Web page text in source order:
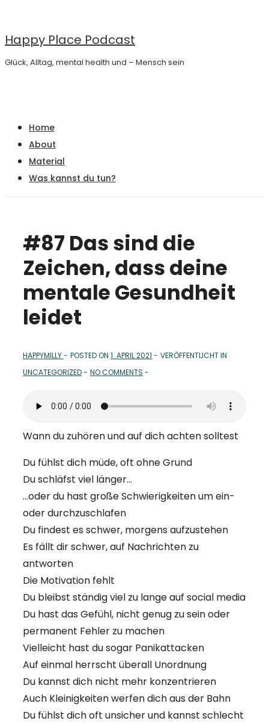
Inhalt
Happy Place Podcast
Glück, Alltag, mental health und – Mensch sein
Navigation
Home
About
Material
Was kannst du tun?
#87 Das sind die
Zeichen, dass deine
mentale Gesundheit
leidet
HAPPYMILLY POSTED ON 1. APRIL 2021
VERÖFFENTLICHT IN
UNCATEGORIZED
NO COMMENTS
Wann du zuhören und auf dich achten solltest
Du fühlst dich müde, oft ohne Grund
Du schläfst viel länger…
…oder du hast große Schwierigkeiten um ein-
oder durchzuschlafen
Du findest es schwer, morgens aufzustehen
Es fällt dir schwer, auf Nachrichten zu
antworten
Die Motivation fehlt
Du bleibst ständig viel zu lange auf social media
Du hast das Gefühl, nicht genug zu sein oder
permanent Fehler zu machen
Vielleicht hast du sogar Panikattacken
Auf einmal herrscht überall Unordnung
Du kannst dich nicht mehr konzentrieren
Auch Kleinigkeiten werfen dich aus der Bahn
Du fühlst dich oft unsicher und kannst schlecht